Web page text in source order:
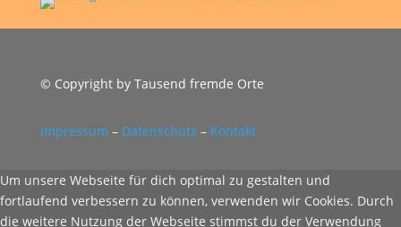
© Copyright by Tausend fremde Orte
Impressum – Datenschutz – Kontakt
Um unsere Webseite für dich optimal zu gestalten und
fortlaufend verbessern zu können, verwenden wir Cookies. Durch
die weitere Nutzung der Webseite stimmst du der Verwendung